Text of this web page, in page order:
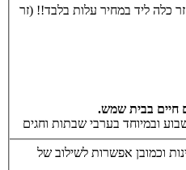
כלה ליד במחיר עלות בלבד!! (זר
חיים בבית שמש.
ובמיוחד בערבי שבתות וחגים
וכמובן אפשרות לשילוב של